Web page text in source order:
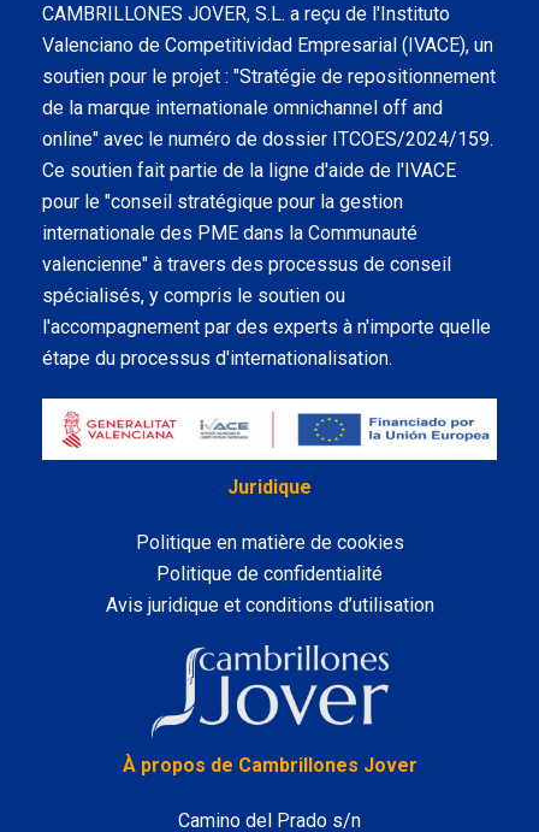
CAMBRILLONES JOVER, S.L. a reçu de l'Instituto
Valenciano de Competitividad Empresarial (IVACE), un
soutien pour le projet : "Stratégie de repositionnement
de la marque internationale omnichannel off and
online" avec le numéro de dossier ITCOES/2024/159.
Ce soutien fait partie de la ligne d'aide de l'IVACE
pour le "conseil stratégique pour la gestion
internationale des PME dans la Communauté
valencienne" à travers des processus de conseil
spécialisés, y compris le soutien ou
l'accompagnement par des experts à n'importe quelle
étape du processus d'internationalisation.
Juridique
Politique en matière de cookies
Politique de confidentialité
Avis juridique et conditions d’utilisation
À propos de Cambrillones Jover
Camino del Prado s/n
LinkedIn